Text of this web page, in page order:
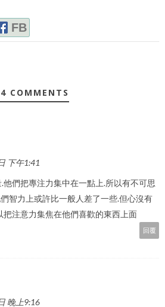
FB
COMMENTS
下午1:41
他們把專注力集中在一點上.所以有不可思
智力上或許比一般人差了一些.但心沒有
把注意力集焦在他們喜歡的東西上面
回覆
晚上9:16